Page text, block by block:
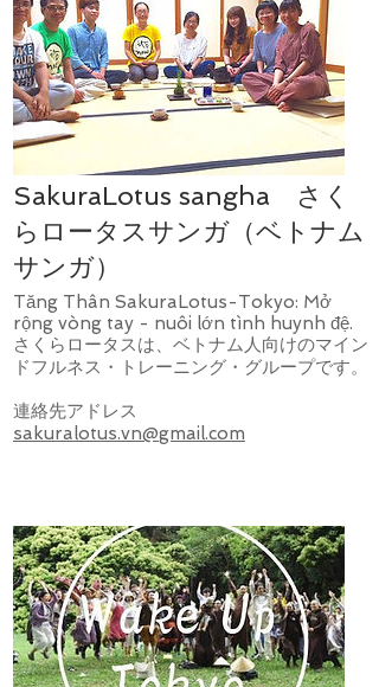
SakuraLotus sangha さく
らロータスサンガ（ベトナム
サンガ）
Tăng Thân SakuraLotus-Tokyo: Mở
rộng vòng tay - nuôi lớn tình huynh đệ.
さくらロータスは、ベトナム人向けのマイン
ドフルネス・トレーニング・グループです。
連絡先アドレス
sakuralotus.vn@gmail.com